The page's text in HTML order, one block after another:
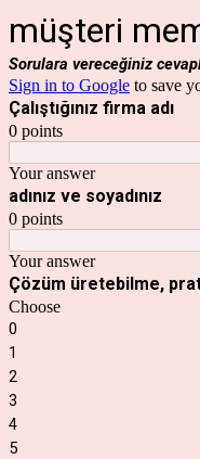
müşteri
Sorulara vereceğiniz
Sign in to Google to save
Çalıştığınız firma adı
0 points
Your answer
adınız ve soyadınız
0 points
Your answer
Çözüm üretebilme,
Choose
0
1
2
3
4
5